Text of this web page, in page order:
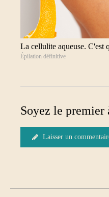
La cellulite aqueuse. C'est
Épilation définitive
Soyez le premier
Laisser un